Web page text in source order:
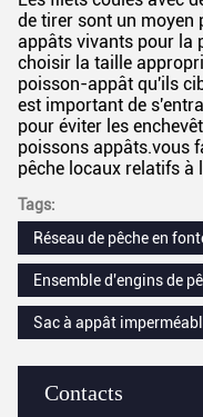
Contacts
de tirer sont un moyen
appâts vivants pour la
choisir la taille
poisson-appât qu'ils
est important de
pour éviter les
poissons appâts.vous
pêche locaux relatifs à
Tags:
Réseau de pêche en
Ensemble d'engins de
Sac à appât